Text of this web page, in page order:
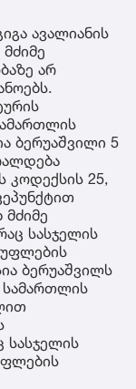
ავალიანის
არ
ბერუაშვილი 5
კოდექსის 25,
სასჯელის
ბერუაშვილს
სასჯელის